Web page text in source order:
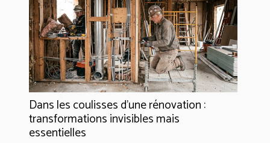
Dans les coulisses d'une rénovation :
transformations invisibles mais
essentielles